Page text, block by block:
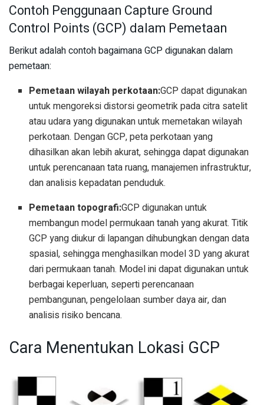
Contoh Penggunaan Capture Ground
Control Points (GCP) dalam Pemetaan
Berikut adalah contoh bagaimana GCP digunakan dalam
pemetaan:
Pemetaan wilayah perkotaan:GCP dapat digunakan
untuk mengoreksi distorsi geometrik pada citra satelit
atau udara yang digunakan untuk memetakan wilayah
perkotaan. Dengan GCP, peta perkotaan yang
dihasilkan akan lebih akurat, sehingga dapat digunakan
untuk perencanaan tata ruang, manajemen infrastruktur,
dan analisis kepadatan penduduk.
Pemetaan topografi:GCP digunakan untuk
membangun model permukaan tanah yang akurat. Titik
GCP yang diukur di lapangan dihubungkan dengan data
spasial, sehingga menghasilkan model 3D yang akurat
dari permukaan tanah. Model ini dapat digunakan untuk
berbagai keperluan, seperti perencanaan
pembangunan, pengelolaan sumber daya air, dan
analisis risiko bencana.
Cara Menentukan Lokasi GCP